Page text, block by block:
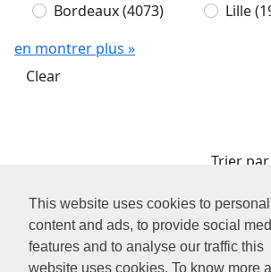
This website uses cookies to
content and ads, to provide social
features and to analyse our traffic this
website uses cookies. To know more
Bordeaux(4073) Lille
en montrer plus »
Clear
Trier par